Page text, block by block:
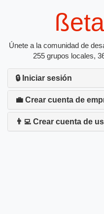
Únete a la comunidad de
255 grupos locales,
🔒 Iniciar sesión
💼 Crear cuenta de
👨‍💻 Crear cuenta de